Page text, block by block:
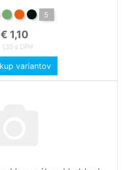
5
€ 1,10
s DPH
variantov